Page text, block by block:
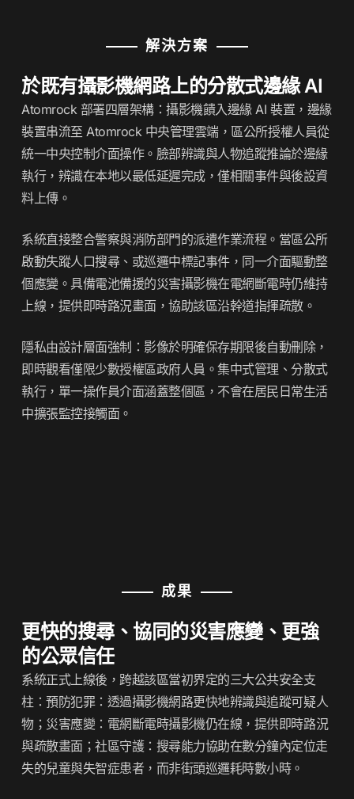
解決方案
於既有攝影機網路上的分散式邊緣 AI
Atomrock 部署四層架構：攝影機饋入邊緣 AI 裝置，邊緣
裝置串流至 Atomrock 中央管理雲端，區公所授權人員從
統一中央控制介面操作。臉部辨識與人物追蹤推論於邊緣
執行，辨識在本地以最低延遲完成，僅相關事件與後設資
料上傳。
系統直接整合警察與消防部門的派遣作業流程。當區公所
啟動失蹤人口搜尋、或巡邏中標記事件，同一介面驅動整
個應變。具備電池備援的災害攝影機在電網斷電時仍維持
上線，提供即時路況畫面，協助該區沿幹道指揮疏散。
隱私由設計層面強制：影像於明確保存期限後自動刪除，
即時觀看僅限少數授權區政府人員。集中式管理、分散式
執行，單一操作員介面涵蓋整個區，不會在居民日常生活
中擴張監控接觸面。
成果
更快的搜尋、協同的災害應變、更強
的公眾信任
系統正式上線後，跨越該區當初界定的三大公共安全支
柱：預防犯罪：透過攝影機網路更快地辨識與追蹤可疑人
物； 災害應變 ：電網斷電時攝影機仍在線，提供即時路況
與疏散畫面；社區守護：搜尋能力協助在數分鐘內定位走
失的兒童與失智症患者，而非街頭巡邏耗時數小時。